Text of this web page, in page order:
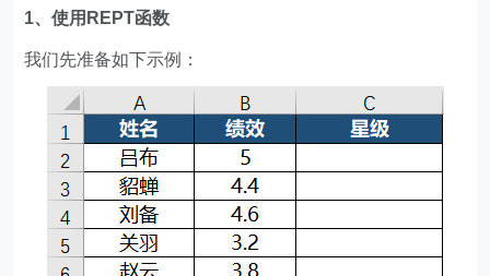
1、使用REPT函数
我们先准备如下示例：